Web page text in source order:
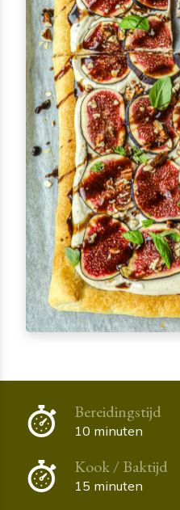
Bereidingstijd
10 minuten
Kook / Baktijd
15 minuten